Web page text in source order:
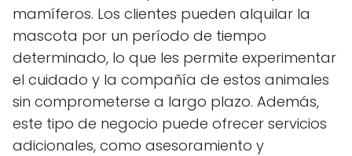
mamíferos. Los clientes pueden alquilar la
mascota por un período de tiempo
determinado, lo que les permite experimentar
el cuidado y la compañía de estos animales
sin comprometerse a largo plazo. Además,
este tipo de negocio puede ofrecer servicios
adicionales, como asesoramiento y